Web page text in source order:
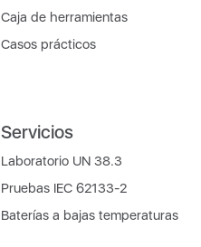
Caja de herramientas
Casos prácticos
Servicios
Laboratorio UN 38.3
Pruebas IEC 62133-2
Baterías a bajas temperaturas